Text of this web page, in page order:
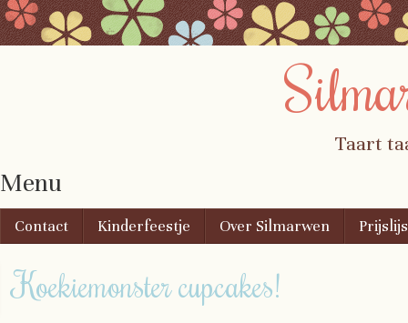
Taart
Menu
Skip to content
Contact Kinderfeestje Over Silmarwen
Koekiemonster cupcakes!